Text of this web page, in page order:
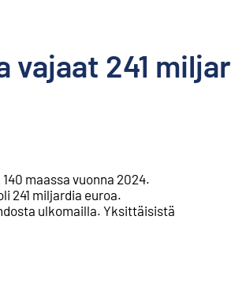
241
maassa vuonna 2024.
241 miljardia euroa.
ulkomailla. Yksittäisistä